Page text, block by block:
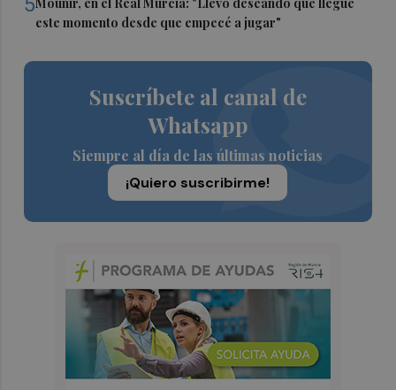
Mounir, en el Real Murcia: "Llevo deseando que llegue
este momento desde que empecé a jugar"
Suscríbete al canal de
Whatsapp
Siempre al día de las últimas noticias
¡Quiero suscribirme!